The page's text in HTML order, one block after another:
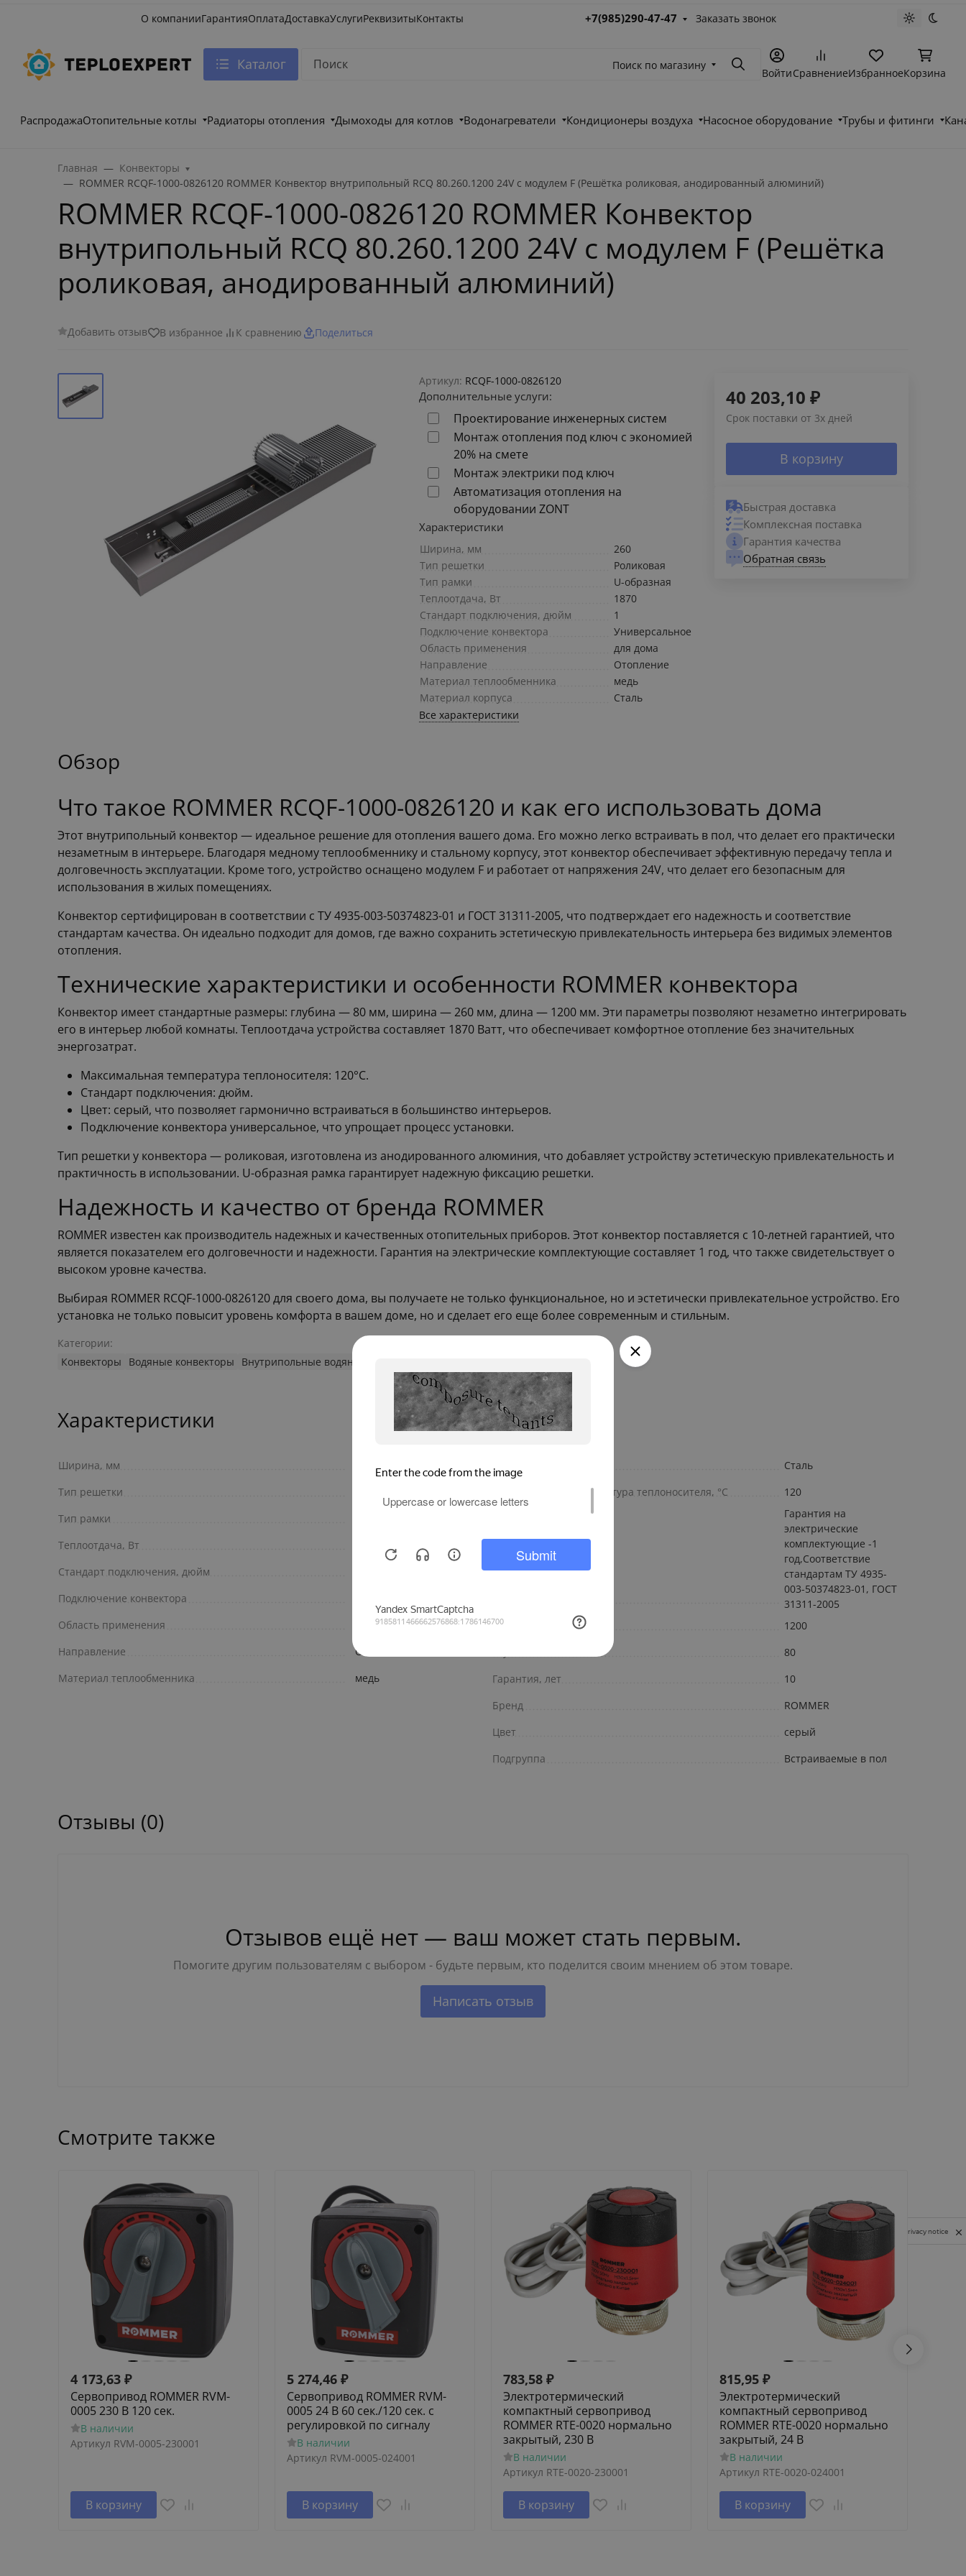
О компанииГарантияОплатаДоставкаУслугиРеквизитыКонтакты +7(985)290-47-47 Заказать звонок Светлая
Каталог Поиск по магазину ПоискВойтиСравнениеИзбранноеКорзина
РаспродажаОтопительные котлы Радиаторы отопления Дымоходы для котлов Водонагреватели Кондиционеры воздуха Насосное оборудование Трубы и фитинги
Главная
Конвекторы
ROMMER RCQF-1000-0826120 ROMMER Конвектор внутрипольный RCQ 80.260.1200 24V с модулем F (Решётка роликовая, анодированный алюминий)
ROMMER RCQF-1000-0826120 ROMMER Конвектор
внутрипольный RCQ 80.260.1200 24V с модулем F (Решётка
роликовая, анодированный алюминий)
Добавить отзыв В избранное К сравнению Поделиться
Артикул: RCQF-1000-0826120
Дополнительные услуги:
Проектирование инженерных систем
Монтаж отопления под ключ с экономией
20% на смете
Монтаж электрики под ключ
Автоматизация отопления на
оборудовании ZONT
Характеристики
Ширина, мм
260
Тип решетки
Роликовая
Тип рамки
U-образная
Теплоотдача, Вт
1870
Стандарт подключения, дюйм
1
Подключение конвектора
Универсальное
Область применения
для дома
Направление
Отопление
Материал теплообменника
медь
Материал корпуса
Сталь
Все характеристики
40 203,10 ₽
Срок поставки от 3х дней
В корзину
Быстрая доставка
Комплексная поставка
Гарантия качества
Обратная связь
Обзор
Что такое ROMMER RCQF-1000-0826120 и как его использовать дома
Этот внутрипольный конвектор — идеальное решение для отопления вашего дома. Его можно легко встраивать в пол, что делает его практически
незаметным в интерьере. Благодаря медному теплообменнику и стальному корпусу, этот конвектор обеспечивает эффективную передачу тепла и
долговечность эксплуатации. Кроме того, устройство оснащено модулем F и работает от напряжения 24V, что делает его безопасным для
использования в жилых помещениях.
Конвектор сертифицирован в соответствии с ТУ 4935-003-50374823-01 и ГОСТ 31311-2005, что подтверждает его надежность и соответствие
стандартам качества. Он идеально подходит для домов, где важно сохранить эстетическую привлекательность интерьера без видимых элементов
отопления.
Технические характеристики и особенности ROMMER конвектора
Конвектор имеет стандартные размеры: глубина — 80 мм, ширина — 260 мм, длина — 1200 мм. Эти параметры позволяют незаметно интегрировать
его в интерьер любой комнаты. Теплоотдача устройства составляет 1870 Ватт, что обеспечивает комфортное отопление без значительных
энергозатрат.
Максимальная температура теплоносителя: 120°C.
Стандарт подключения: дюйм.
Цвет: серый, что позволяет гармонично встраиваться в большинство интерьеров.
Подключение конвектора универсальное, что упрощает процесс установки.
Тип решетки у конвектора — роликовая, изготовлена из анодированного алюминия, что добавляет устройству эстетическую привлекательность и
практичность в использовании. U-образная рамка гарантирует надежную фиксацию решетки.
Надежность и качество от бренда ROMMER
ROMMER известен как производитель надежных и качественных отопительных приборов. Этот конвектор поставляется с 10-летней гарантией, что
является показателем его долговечности и надежности. Гарантия на электрические комплектующие составляет 1 год, что также свидетельствует о
высоком уровне качества.
Выбирая ROMMER RCQF-1000-0826120 для своего дома, вы получаете не только функциональное, но и эстетически привлекательное устройство. Его
установка не только повысит уровень комфорта в вашем доме, но и сделает его еще более современным и стильным.
Категории:
Конвекторы
Водяные конвекторы Внутрипольные водяные конвекторы
Характеристики
Ширина, мм
Тип решетки
Тип рамки
Теплоотдача, Вт
Стандарт подключения, дюйм
Подключение конвектора
Область применения
для дома
Направление
Отопление
Материал теплообменника
медь
Материал корпуса
Сталь
Максимальная температура теплоносителя, °С
120
Гарантия на
электрические
комплектующие -1
год,Соответствие
стандартам ТУ 4935-
003-50374823-01, ГОСТ
31311-2005
Длина, мм
1200
80
Гарантия, лет
10
Бренд
ROMMER
Цвет
серый
Подгруппа
Встраиваемые в пол
Отзывы (0)
Отзывов ещё нет — ваш может стать первым.
Помогите другим пользователям с выбором - будьте первым, кто поделится своим мнением об этом товаре.
Написать отзыв
Смотрите также
4 173,63 ₽
Сервопривод ROMMER RVM-
0005 230 В 120 сек.
В наличии
Артикул RVM-0005-230001
В корзину
5 274,46 ₽
Сервопривод ROMMER RVM-
0005 24 В 60 сек./120 сек. c
регулировкой по сигналу
В наличии
Артикул RVM-0005-024001
В корзину
783,58 ₽
Электротермический
компактный сервопривод
ROMMER RTE-0020 нормально
закрытый, 230 В
В наличии
Артикул RTE-0020-230001
В корзину
815,95 ₽
Электротермический
компактный сервопривод
ROMMER RTE-0020 нормально
закрытый, 24 В
В наличии
Артикул RTE-0020-024001
В корзину
Privacy notice